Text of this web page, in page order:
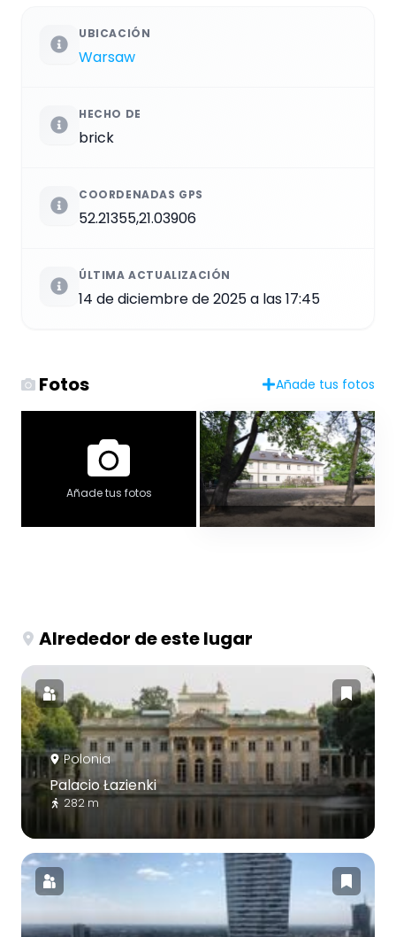
UBICACIÓN
Warsaw
HECHO DE
brick
COORDENADAS GPS
52.21355,21.03906
ÚLTIMA ACTUALIZACIÓN
14 de diciembre de 2025 a las 17:45
Fotos Añade tus fotos
Añade tus fotos
Alrededor de este lugar
Polonia
Palacio Łazienki
282 m